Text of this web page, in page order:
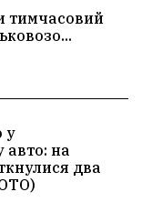
тимчасовий
у
авто: на
два